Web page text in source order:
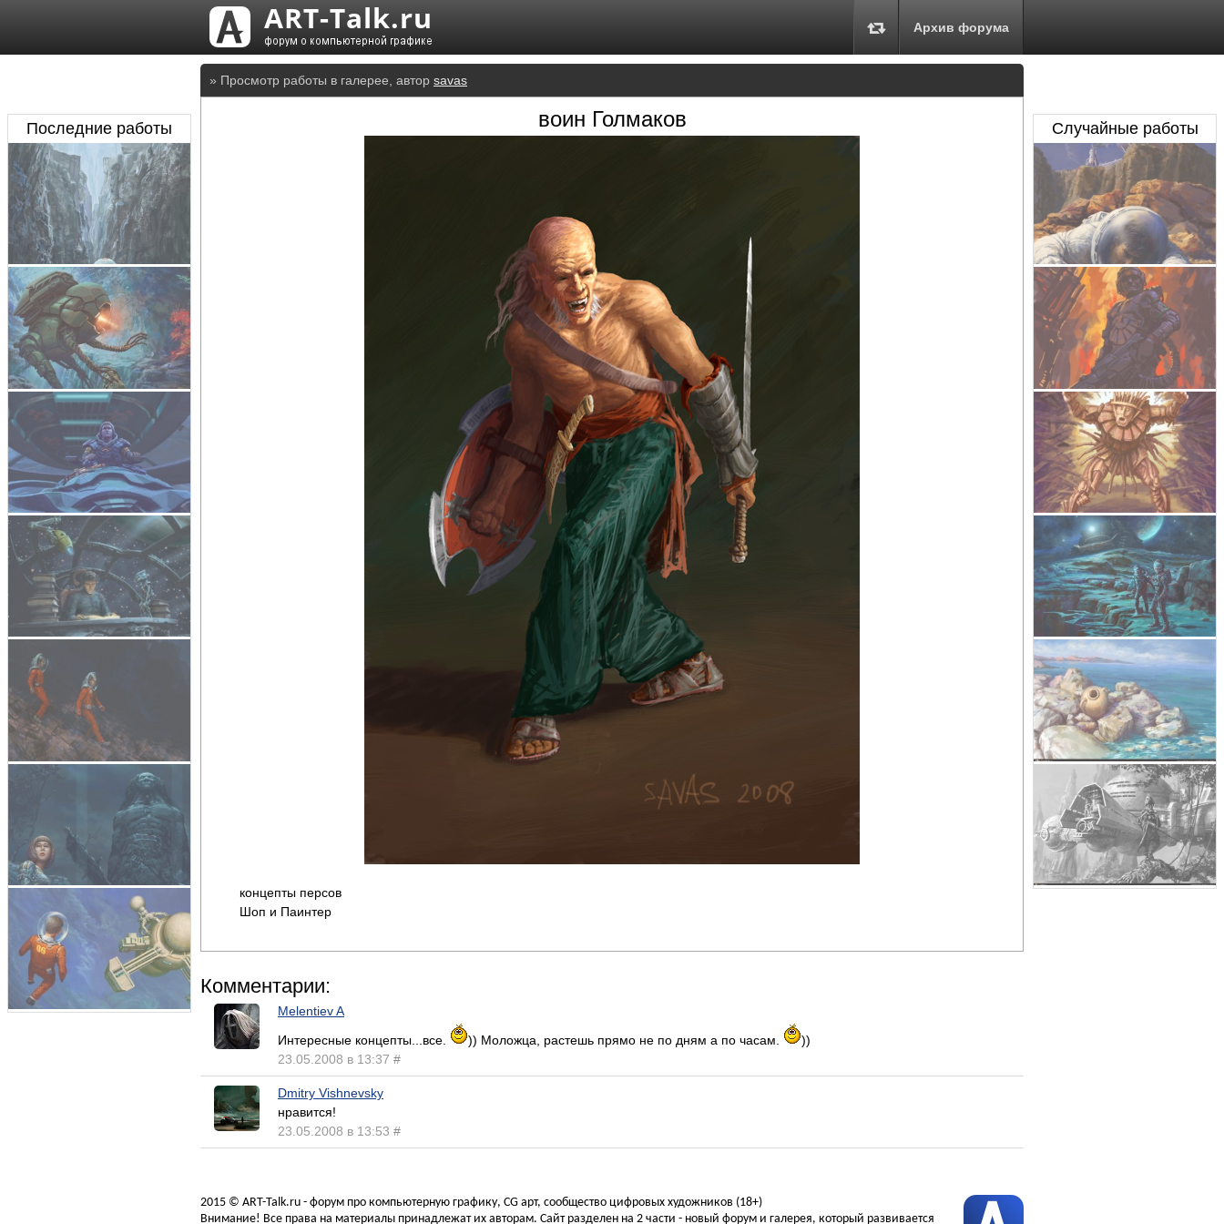
Архив форума
» Просмотр работы в галерее, автор savas
воин Голмаков
концепты персов
Шоп и Паинтер
Комментарии:
Melentiev A
Интересные концепты...все.
)) Моложца, растешь прямо не по дням а по часам.
))
23.05.2008 в 13:37 #
Dmitry Vishnevsky
нравится!
23.05.2008 в 13:53 #
Последние работы Случайные работы
2015 © ART-Talk.ru - форум про компьютерную графику, CG арт, сообщество цифровых художников (18+)
Внимание! Все права на материалы принадлежат их авторам. Сайт разделен на 2 части - новый форум и галерея, который развивается